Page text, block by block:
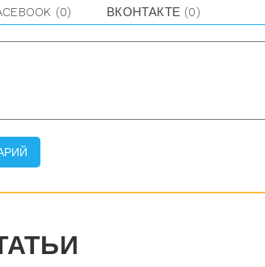
(0) ВКОНТАКТЕ (0)